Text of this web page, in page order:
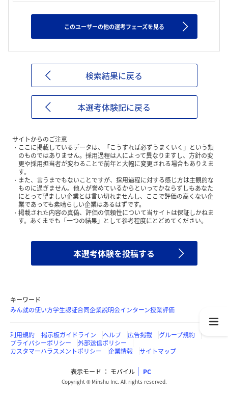
このユーザーの他の選考フェーズを見る
検索結果に戻る
本選考体験記に戻る
サイトからのご注意
ここに掲載しているデータは、「こうすれば必ずうまくいく」という類
のものではありません。採用過程は人によって異なりますし、方針の変
更や採用担当者が変わることで前年と大幅に変更される場合もありえま
す。
また、言うまでもないことですが、採用過程に対する感じ方は主観的な
ものに過ぎません。他人が誉めているからといってかならずしもあなた
にとって望ましい企業とは言い切れませんし、ここで評価の高くない企
業であっても素晴らしい企業はあるはずです。
掲載された内容の真偽、評価の信頼性について当サイトは保証しかねま
す。あくまでも「一つの結果」として参考程度にとどめてください。
本選考体験を投稿する
キーワード
みん就の使い方学生認証合同企業説明会インターン授業評価
利用規約 掲示板ガイドライン ヘルプ 広告掲載
グループ規約
プライバシーポリシー
外部送信ポリシー
カスタマーハラスメントポリシー
企業情報 サイトマップ
表示モード モバイル PC
Copyright © Minshu Inc. All rights reserved.